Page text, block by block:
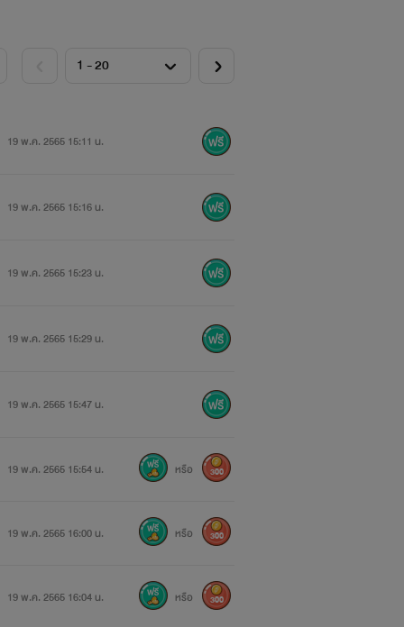
19 พ.ค. 2565 15:11 น.
19 พ.ค. 2565 15:16 น.
19 พ.ค. 2565 15:23 น.
19 พ.ค. 2565 15:29 น.
19 พ.ค. 2565 15:47 น.
19 พ.ค. 2565 15:54 น. หรือ 300
19 พ.ค. 2565 16:00 น. หรือ 300
19 พ.ค. 2565 16:04 น. หรือ 300